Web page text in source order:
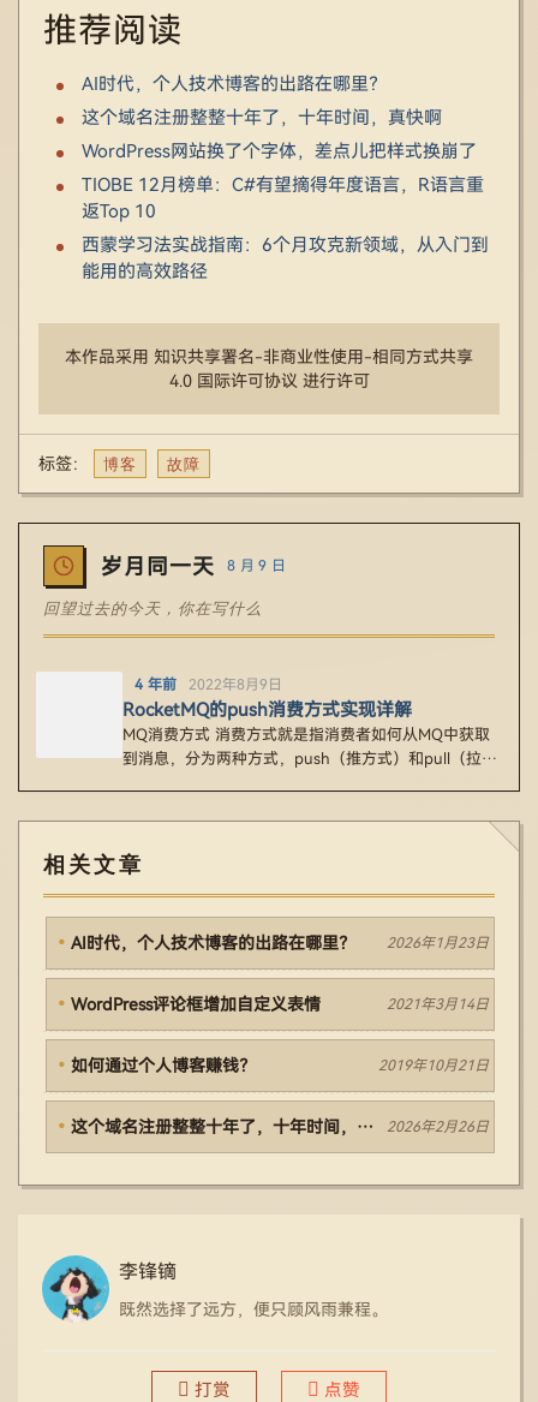
推荐阅读
AI时代，个人技术博客的出路在哪里？
这个域名注册整整十年了，十年时间，真快啊
WordPress网站换了个字体，差点儿把样式换崩了
TIOBE 12月榜单：C#有望摘得年度语言，R语言重
返Top 10
西蒙学习法实战指南：6个月攻克新领域，从入门到
能用的高效路径
本作品采用 知识共享署名-非商业性使用-相同方式共享
4.0 国际许可协议 进行许可
标签： 博客 故障
岁月同一天 8 月 9 日
回望过去的今天，你在写什么
4 年前 2022年8月9日
RocketMQ的push消费方式实现详解
MQ消费方式 消费方式就是指消费者如何从MQ中获取
到消息，分为两种方式，push（推方式）和pull（拉方
相关文章
AI时代，个人技术博客的出路在哪里？ 2026年1月23日
WordPress评论框增加自定义表情 2021年3月14日
如何通过个人博客赚钱？ 2019年10月21日
这个域名注册整整十年了，十年时间，真快啊 2026年2月26日
李锋镝
既然选择了远方，便只顾风雨兼程。
打赏 点赞